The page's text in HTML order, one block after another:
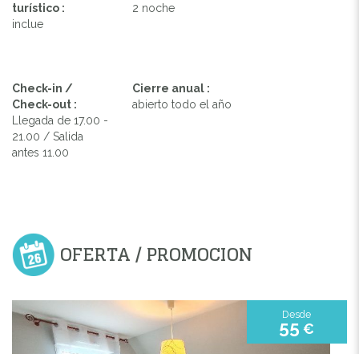
turístico :
inclue
2 noche
Check-in /
Check-out :
Llegada de 17.00 -
21.00 / Salida
antes 11.00
Cierre anual :
abierto todo el año
OFERTA / PROMOCION
Desde
55 €